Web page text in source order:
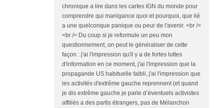
chronique a lire dans les cartes IGN du monde pour
comprendre qui manigance quoi et pourquoi, que lié
a une quelconque panique ou peur de l'avenir. <br />
<br /> Du coup si je reformule un peu mon
questionnement, on peut le généraliser de cette
façon : j'ai l'impression qu'il y a de fortes luttes
d'information en ce moment, j'ai l'impression que la
propagande US habituelle faibli, j'ai l'impression que
les activités d'extrême gauche reprennent (et quand
je dis extrême gauche je parle d’éventuels activistes
affiliés a des partis étrangers, pas de Mélanchon